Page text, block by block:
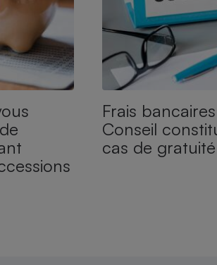
Frais
Conseil
cas de gratuité